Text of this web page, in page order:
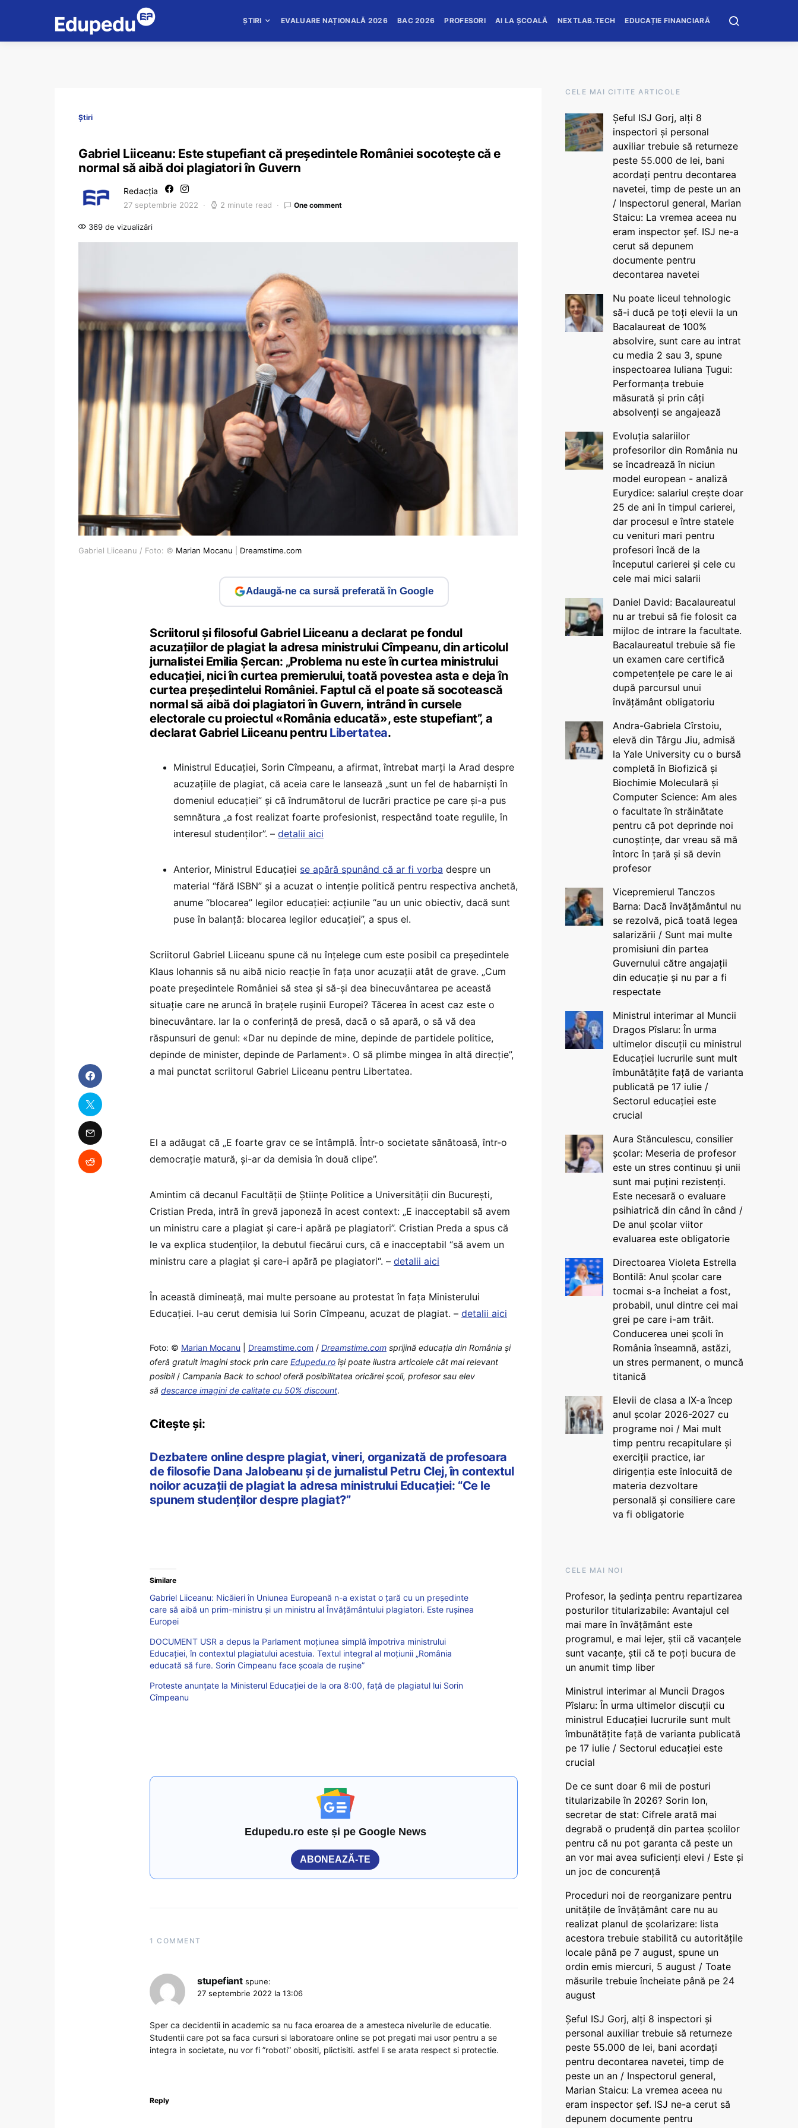
ȘTIRI EVALUARE NAȚIONALĂ 2026 BAC 2026 PROFESORI AI LA ȘCOALĂ NEXTLAB.TECH EDUCAȚIE FINANCIARĂ
Știri
Gabriel Liiceanu: Este stupefiant că președintele României socotește că e
normal să aibă doi plagiatori în Guvern
Redacția
27 septembrie 2022 2 minute read One comment
369 de vizualizări
Gabriel Liiceanu / Foto: © Marian Mocanu Dreamstime.com
Adaugă-ne ca sursă preferată în Google
Scriitorul și filosoful Gabriel Liiceanu a declarat pe fondul
acuzațiilor de plagiat la adresa ministrului Cîmpeanu, din articolul
jurnalistei Emilia Șercan: „Problema nu este în curtea ministrului
educației, nici în curtea premierului, toată povestea asta e deja în
curtea președintelui României. Faptul că el poate să socotească
normal să aibă doi plagiatori în Guvern, intrând în cursele
electorale cu proiectul «România educată», este stupefiant”, a
declarat Gabriel Liiceanu pentru Libertatea.
Ministrul Educaţiei, Sorin Cîmpeanu, a afirmat, întrebat marţi la Arad despre
acuzaţiile de plagiat, că aceia care le lansează „sunt un fel de habarnişti în
domeniul educaţiei” şi că îndrumătorul de lucrări practice pe care şi-a pus
semnătura „a fost realizat foarte profesionist, respectând toate regulile, în
interesul studenţilor”. – detalii aici
Anterior, Ministrul Educației se apără spunând că ar fi vorba despre un
material “fără ISBN” și a acuzat o intenție politică pentru respectiva anchetă,
anume “blocarea” legilor educației: acțiunile “au un unic obiectiv, dacă sunt
puse în balanță: blocarea legilor educației”, a spus el.
Scriitorul Gabriel Liiceanu spune că nu înțelege cum este posibil ca președintele
Klaus Iohannis să nu aibă nicio reacție în fața unor acuzații atât de grave. „Cum
poate președintele României să stea și să-și dea binecuvântarea pe această
situație care ne aruncă în brațele rușinii Europei? Tăcerea în acest caz este o
binecuvântare. Iar la o conferință de presă, dacă o să apară, o să vă dea
răspunsuri de genul: «Dar nu depinde de mine, depinde de partidele politice,
depinde de minister, depinde de Parlament». O să plimbe mingea în altă direcție”,
a mai punctat scriitorul Gabriel Liiceanu pentru Libertatea.
El a adăugat că „E foarte grav ce se întâmplă. Într-o societate sănătoasă, într-o
democrație matură, și-ar da demisia în două clipe”.
Amintim că decanul Facultății de Științe Politice a Universității din București,
Cristian Preda, intră în grevă japoneză în acest context: „E inacceptabil să avem
un ministru care a plagiat și care-i apără pe plagiatori”. Cristian Preda a spus că
le va explica studenților, la debutul fiecărui curs, că e inacceptabil “să avem un
ministru care a plagiat și care-i apără pe plagiatori“. – detalii aici
În această dimineață, mai multe persoane au protestat în fața Ministerului
Educației. I-au cerut demisia lui Sorin Cîmpeanu, acuzat de plagiat. – detalii aici
Foto: © Marian Mocanu Dreamstime.com / Dreamstime.com sprijină educaţia din România şi
oferă gratuit imagini stock prin care Edupedu.ro îşi poate ilustra articolele cât mai relevant
posibil/ Campania Back to school oferă posibilitatea oricărei școli, profesor sau elev
să descarce imagini de calitate cu 50% discount.
Citește și:
Dezbatere online despre plagiat, vineri, organizată de profesoara
de filosofie Dana Jalobeanu și de jurnalistul Petru Clej, în contextul
noilor acuzații de plagiat la adresa ministrului Educației: “Ce le
spunem studenților despre plagiat?”
Similare
Gabriel Liiceanu: Nicăieri în Uniunea Europeană n-a existat o țară cu un președinte
care să aibă un prim-ministru și un ministru al Învățământului plagiatori. Este rușinea
Europei
DOCUMENT USR a depus la Parlament moțiunea simplă împotriva ministrului
Educației, în contextul plagiatului acestuia. Textul integral al moțiunii „România
educată să fure. Sorin Cimpeanu face școala de rușine”
Proteste anunțate la Ministerul Educației de la ora 8:00, față de plagiatul lui Sorin
Cîmpeanu
Edupedu.ro este și pe Google News
ABONEAZĂ-TE
1 COMMENT
stupefiant spune:
27 septembrie 2022 la 13:06
Sper ca decidentii in academic sa nu faca eroarea de a amesteca nivelurile de educatie.
Studentii care pot sa faca cursuri si laboratoare online se pot pregati mai usor pentru a se
integra in societate, nu vor fi ”roboti” obositi, plictisiti. astfel li se arata respect si protectie.
Reply
CELE MAI CITITE ARTICOLE
Șeful ISJ Gorj, alți 8
inspectori și personal
auxiliar trebuie să returneze
peste 55.000 de lei, bani
acordați pentru decontarea
navetei, timp de peste un an
/ Inspectorul general, Marian
Staicu: La vremea aceea nu
eram inspector șef. ISJ ne-a
cerut să depunem
documente pentru
decontarea navetei
Nu poate liceul tehnologic
să-i ducă pe toți elevii la un
Bacalaureat de 100%
absolvire, sunt care au intrat
cu media 2 sau 3, spune
inspectoarea Iuliana Țugui:
Performanța trebuie
măsurată și prin câți
absolvenți se angajează
Evoluția salariilor
profesorilor din România nu
se încadrează în niciun
model european - analiză
Eurydice: salariul crește doar
25 de ani în timpul carierei,
dar procesul e între statele
cu venituri mari pentru
profesori încă de la
începutul carierei și cele cu
cele mai mici salarii
Daniel David: Bacalaureatul
nu ar trebui să fie folosit ca
mijloc de intrare la facultate.
Bacalaureatul trebuie să fie
un examen care certifică
competențele pe care le ai
după parcursul unui
învățământ obligatoriu
Andra-Gabriela Cîrstoiu,
elevă din Târgu Jiu, admisă
la Yale University cu o bursă
completă în Biofizică și
Biochimie Moleculară și
Computer Science: Am ales
o facultate în străinătate
pentru că pot deprinde noi
cunoștințe, dar vreau să mă
întorc în țară și să devin
profesor
Vicepremierul Tanczos
Barna: Dacă învățământul nu
se rezolvă, pică toată legea
salarizării / Sunt mai multe
promisiuni din partea
Guvernului către angajații
din educație și nu par a fi
respectate
Ministrul interimar al Muncii
Dragos Pîslaru: În urma
ultimelor discuții cu ministrul
Educației lucrurile sunt mult
îmbunătățite față de varianta
publicată pe 17 iulie /
Sectorul educației este
crucial
Aura Stănculescu, consilier
școlar: Meseria de profesor
este un stres continuu și unii
sunt mai puțini rezistenți.
Este necesară o evaluare
psihiatrică din când în când /
De anul școlar viitor
evaluarea este obligatorie
Directoarea Violeta Estrella
Bontilă: Anul școlar care
tocmai s-a încheiat a fost,
probabil, unul dintre cei mai
grei pe care i-am trăit.
Conducerea unei școli în
România înseamnă, astăzi,
un stres permanent, o muncă
titanică
Elevii de clasa a IX-a încep
anul școlar 2026-2027 cu
programe noi / Mai mult
timp pentru recapitulare și
exerciții practice, iar
dirigenția este înlocuită de
materia dezvoltare
personală și consiliere care
va fi obligatorie
CELE MAI NOI
Profesor, la ședința pentru repartizarea
posturilor titularizabile: Avantajul cel
mai mare în învățământ este
programul, e mai lejer, știi că vacanțele
sunt vacanţe, știi că te poți bucura de
un anumit timp liber
Ministrul interimar al Muncii Dragos
Pîslaru: În urma ultimelor discuții cu
ministrul Educației lucrurile sunt mult
îmbunătățite față de varianta publicată
pe 17 iulie / Sectorul educației este
crucial
De ce sunt doar 6 mii de posturi
titularizabile în 2026? Sorin Ion,
secretar de stat: Cifrele arată mai
degrabă o prudență din partea școlilor
pentru că nu pot garanta că peste un
an vor mai avea suficienți elevi / Este și
un joc de concurență
Proceduri noi de reorganizare pentru
unitățile de învățământ care nu au
realizat planul de școlarizare: lista
acestora trebuie stabilită cu autoritățile
locale până pe 7 august, spune un
ordin emis miercuri, 5 august / Toate
măsurile trebuie încheiate până pe 24
august
Șeful ISJ Gorj, alți 8 inspectori și
personal auxiliar trebuie să returneze
peste 55.000 de lei, bani acordați
pentru decontarea navetei, timp de
peste un an / Inspectorul general,
Marian Staicu: La vremea aceea nu
eram inspector șef. ISJ ne-a cerut să
depunem documente pentru